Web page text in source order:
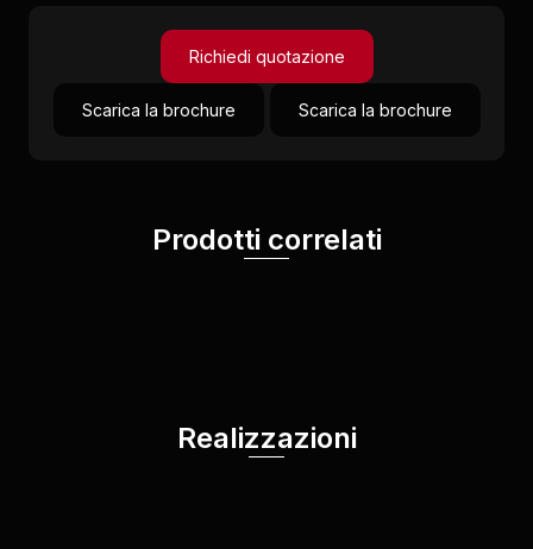
Richiedi quotazione
Scarica la brochure Scarica la brochure
Prodotti correlati
Realizzazioni